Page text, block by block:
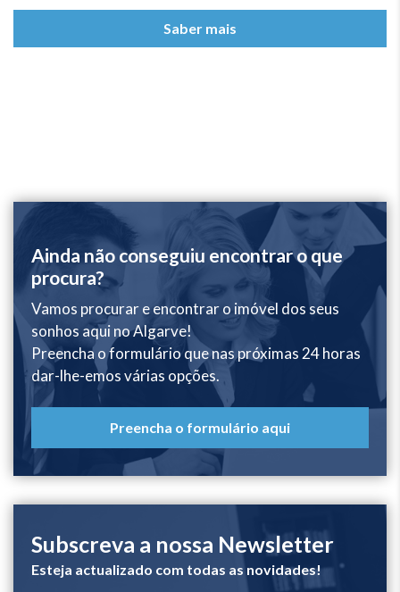
Saber mais
Ainda não conseguiu encontrar o que
procura?
Vamos procurar e encontrar o imóvel dos seus
sonhos aqui no Algarve!
Preencha o formulário que nas próximas 24 horas
dar-lhe-emos várias opções.
Preencha o formulário aqui
Subscreva a nossa Newsletter
Esteja actualizado com todas as novidades!